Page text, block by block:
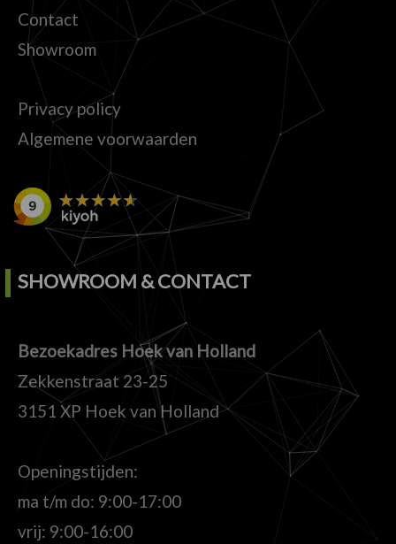
Contact
Showroom
Privacy policy
Algemene voorwaarden
SHOWROOM & CONTACT
Bezoekadres Hoek van Holland
Zekkenstraat 23-25
3151 XP Hoek van Holland
Openingstijden:
ma t/m do: 9:00-17:00
vrij: 9:00-16:00